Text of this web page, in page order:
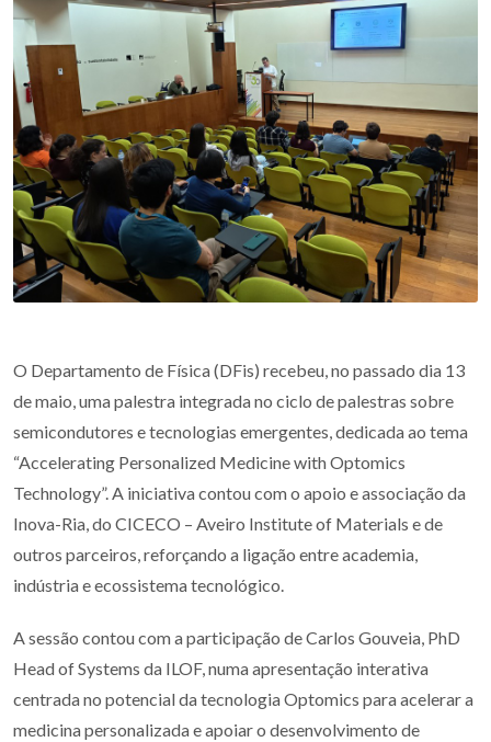
O Departamento de Física (DFis) recebeu, no passado dia 13
de maio, uma palestra integrada no ciclo de palestras sobre
semicondutores e tecnologias emergentes, dedicada ao tema
“Accelerating Personalized Medicine with Optomics
Technology”. A iniciativa contou com o apoio e associação da
Inova-Ria, do CICECO – Aveiro Institute of Materials e de
outros parceiros, reforçando a ligação entre academia,
indústria e ecossistema tecnológico.
A sessão contou com a participação de Carlos Gouveia, PhD
Head of Systems da ILOF, numa apresentação interativa
centrada no potencial da tecnologia Optomics para acelerar a
medicina personalizada e apoiar o desenvolvimento de